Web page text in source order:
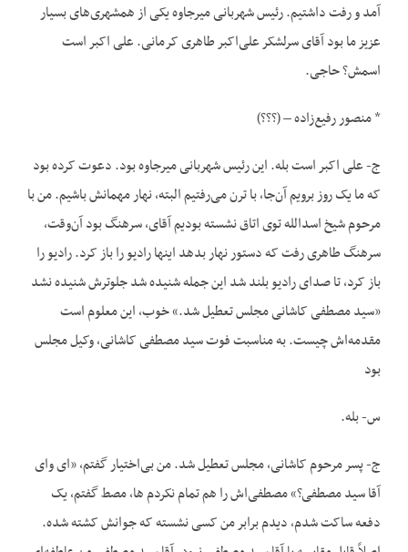
آمد و رفت داشتیم. رئیس شهربانی میرجاوه یکی از همشهری‌های بسیار
عزیز ما بود آقای سرلشکر علی‌اکبر طاهری کرمانی. علی اکبر است
اسمش؟ حاجی.
* منصور رفیع‌زاده – (؟؟؟)
ج- علی اکبر است بله. این رئیس شهربانی میرجاوه بود. دعوت کرده بود
که ما یک روز برویم آن‌جا، با ترن می‌رفتیم البته، نهار مهمانش باشیم. من با
مرحوم شیخ اسدالله توی اتاق نشسته بودیم آقای، سرهنگ بود آن‌وقت،
سرهنگ طاهری رفت که دستور نهار بدهد اینها رادیو را باز کرد. رادیو را
باز کرد، تا صدای رادیو بلند شد این جمله شنیده شد جلوترش شنیده نشد
«سید مصطفی کاشانی مجلس تعطیل شد.» خوب، این معلوم است
مقدمه‌اش چیست. به مناسبت فوت سید مصطفی کاشانی، وکیل مجلس
بود
س- بله.
ج- پسر مرحوم کاشانی، مجلس تعطیل شد. من بی‌اختیار گفتم، «ای وای
آقا سید مصطفی؟» مصطفی‌اش را هم تمام نکردم ها، مصط گفتم، یک
دفعه ساکت شدم، دیدم برابر من کسی نشسته که جوانش کشته شده.